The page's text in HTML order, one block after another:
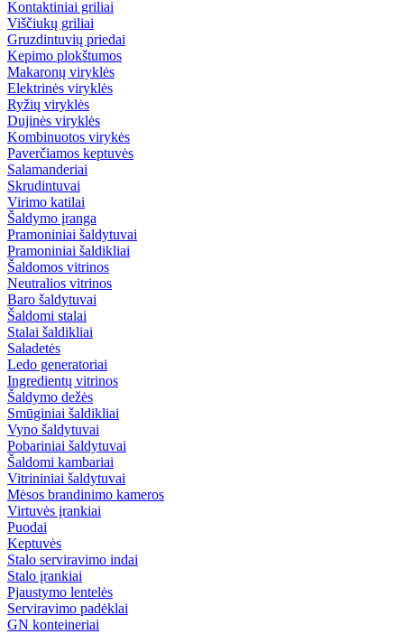
Kontaktiniai griliai
Viščiukų griliai
Gruzdintuvių priedai
Kepimo plokštumos
Makaronų viryklės
Elektrinės viryklės
Ryžių viryklės
Dujinės viryklės
Kombinuotos virykės
Paverčiamos keptuvės
Salamanderiai
Skrudintuvai
Virimo katilai
Šaldymo įranga
Pramoniniai šaldytuvai
Pramoniniai šaldikliai
Šaldomos vitrinos
Neutralios vitrinos
Baro šaldytuvai
Šaldomi stalai
Stalai šaldikliai
Saladetės
Ledo generatoriai
Ingredientų vitrinos
Šaldymo dežės
Smūginiai šaldikliai
Vyno šaldytuvai
Pobariniai šaldytuvai
Šaldomi kambariai
Vitrininiai šaldytuvai
Mėsos brandinimo kameros
Virtuvės įrankiai
Puodai
Keptuvės
Stalo serviravimo indai
Stalo įrankiai
Pjaustymo lentelės
Serviravimo padėklai
GN konteineriai